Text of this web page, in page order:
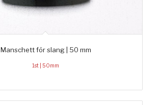
Manschett för slang | 50 mm
1st | 50mm